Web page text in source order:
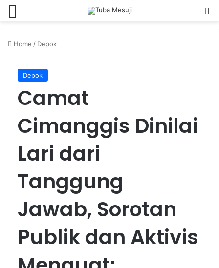
Home / Depok
Depok
Camat
Cimanggis Dinilai
Lari dari
Tanggung
Jawab, Sorotan
Publik dan Aktivis